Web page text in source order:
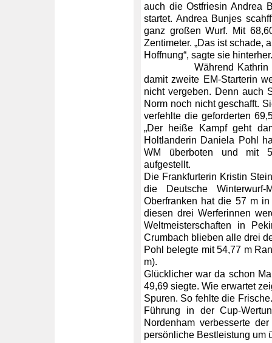
auch die Ostfriesin Andrea
startet. Andrea Bunjes
ganz großen Wurf. Mit
Zentimeter. „Das ist schade,
Hoffnung“, sagte sie hinterher.
Während Kathrin
damit zweite EM-Starterin
nicht vergeben. Denn auch
Norm noch nicht geschafft.
verfehlte die geforderten
„Der heiße Kampf geht
Holtlanderin Daniela Pohl
WM überboten und mit
aufgestellt.
Die Frankfurterin Kristin
die Deutsche
Oberfranken hat die 57 m
diesen drei Werferinnen
Weltmeisterschaften in
Crumbach blieben alle drei
Pohl belegte mit 54,77 m
m).
Glücklicher war da schon
49,69 siegte. Wie erwartet
Spuren. So fehlte die
Führung in der Cup-
Nordenham verbesserte
persönliche Bestleistung um